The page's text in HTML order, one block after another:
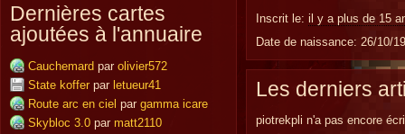
Dernières cartes
ajoutées à l'annuaire
Cauchemard par olivier572
State koffer par letueur41
Route arc en ciel par gamma icare
Skybloc 3.0 par matt2110
Inscrit le: il y a plus de 15
Date de naissance: 26/10/
Les derniers
piotrekpli n'a pas encore